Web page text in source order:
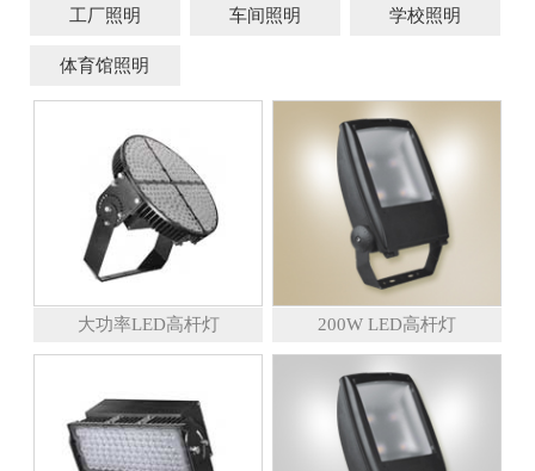
工厂照明 车间照明 学校照明
体育馆照明
大功率LED高杆灯 200W LED高杆灯